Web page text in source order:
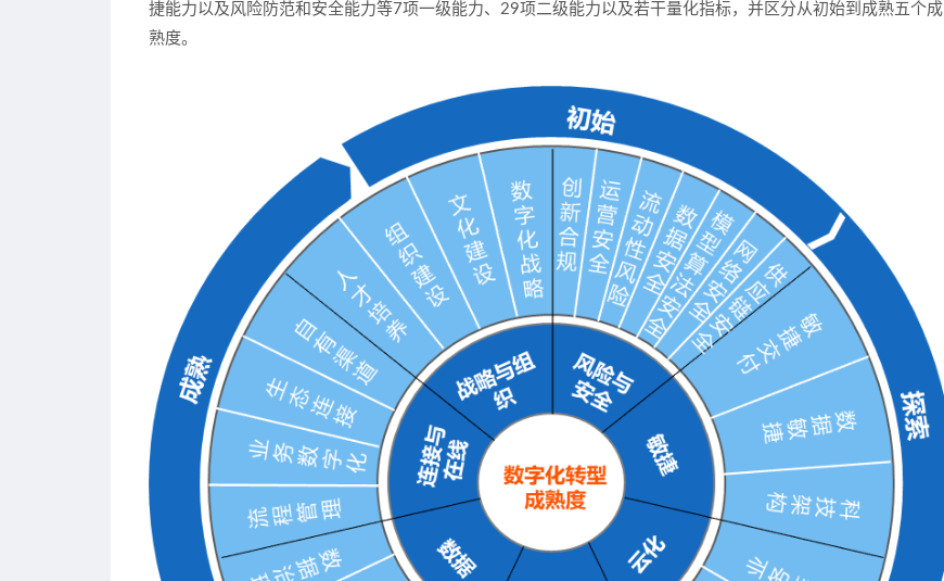
捷能力以及风险防范和安全能力等7项一级能力、29项二级能力以及若干量化指标，并区分从初始到成熟五个成
熟度。